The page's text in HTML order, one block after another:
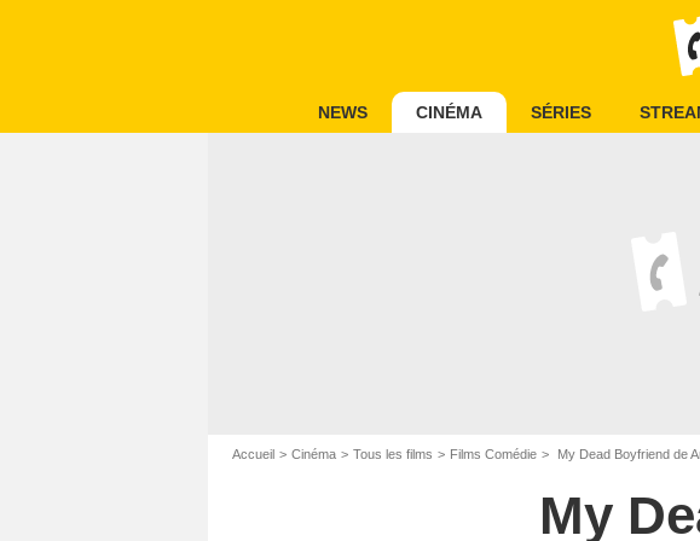
NEWS CINÉMA SÉRIES
Accueil Cinéma Tous les films Films Comédie My Dead Boyfriend de
My